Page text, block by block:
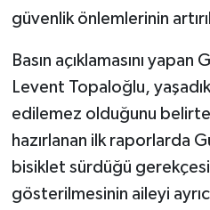
güvenlik önlemlerinin
Basın açıklamasını yapan
Levent Topaloğlu,
edilemez olduğunu
hazırlanan ilk raporlarda
bisiklet sürdüğü
gösterilmesinin aileyi